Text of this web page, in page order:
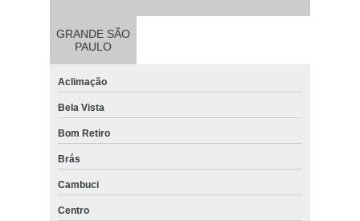
GRANDE SÃO
PAULO
Aclimação
Bela Vista
Bom Retiro
Brás
Cambuci
Centro